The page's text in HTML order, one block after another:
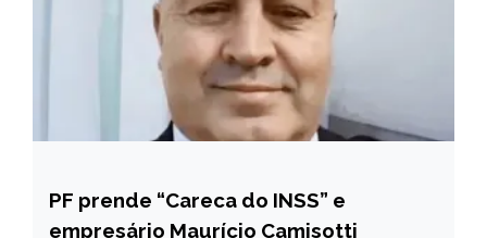
BRASIL
PF prende “Careca do INSS” e
empresário Maurício Camisotti